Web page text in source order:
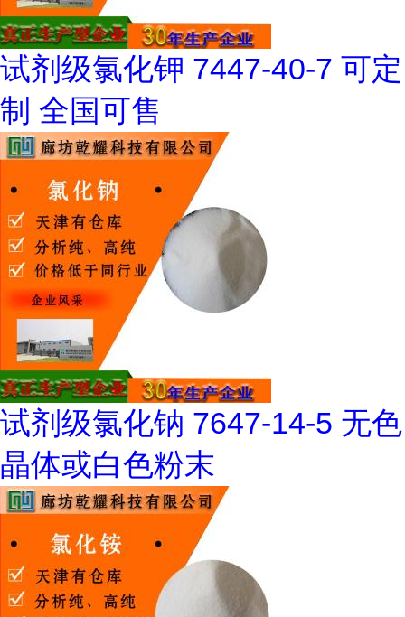
试剂级氯化钾 7447-40-7 可定
制 全国可售
试剂级氯化钠 7647-14-5 无色
晶体或白色粉末